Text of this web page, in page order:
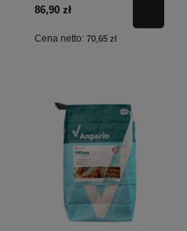
86,90 zł
Cena netto: 70,65 zł